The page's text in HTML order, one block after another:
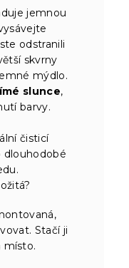
jemnou
odstranili
skvrny
mýdlo.
slunce,
barvy.
čisticí
dlouhodobé
Stačí ji
místo.